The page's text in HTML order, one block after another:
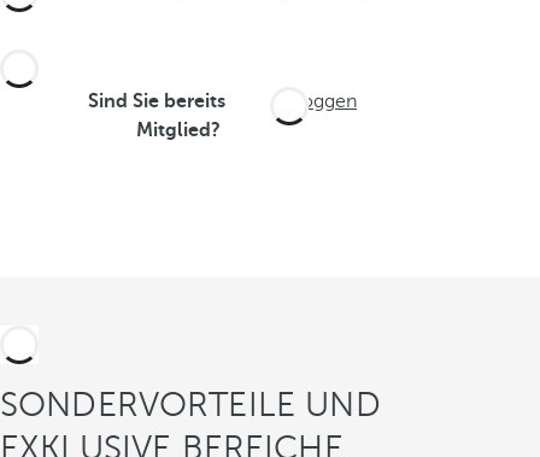
Sind Sie bereits
Mitglied?
Einloggen
SONDERVORTEILE UND
EXKLUSIVE BEREICHE